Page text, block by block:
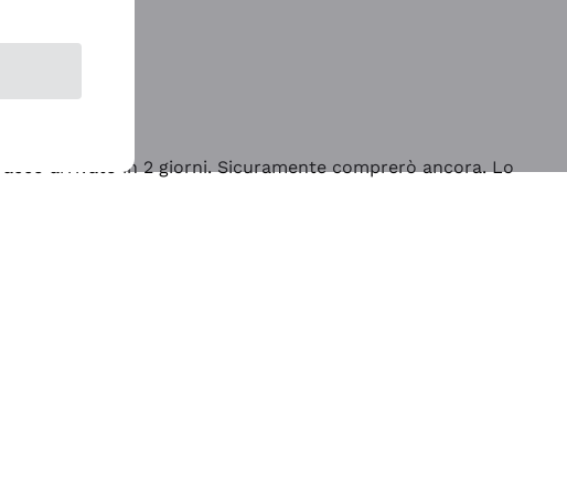
arrivato in 2 giorni. Sicuramente comprerò ancora. Lo